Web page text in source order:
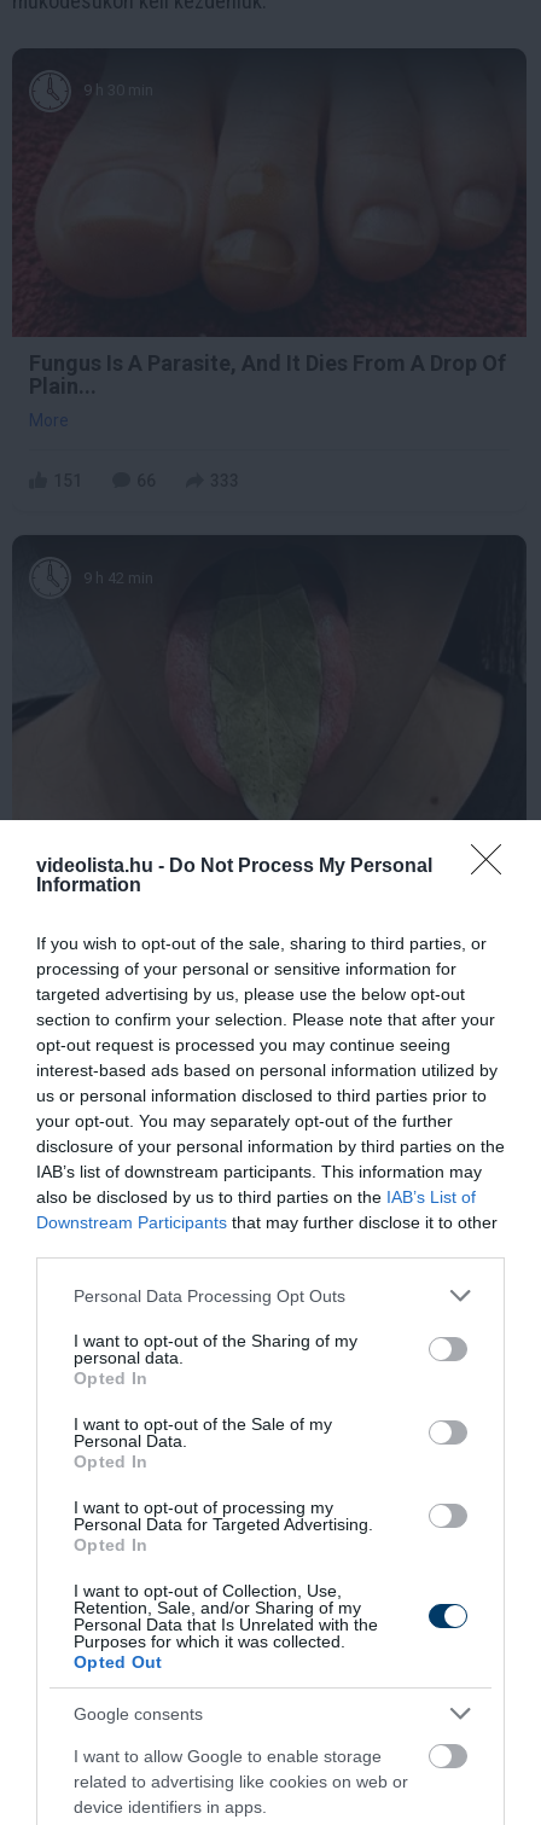
videolista.hu - Do Not Process My Personal
Information
If you wish to opt-out of the sale, sharing to third parties, or
processing of your personal or sensitive information for
targeted advertising by us, please use the below opt-out
section to confirm your selection. Please note that after your
opt-out request is processed you may continue seeing
interest-based ads based on personal information utilized by
us or personal information disclosed to third parties prior to
your opt-out. You may separately opt-out of the further
disclosure of your personal information by third parties on the
IAB’s list of downstream participants. This information may
also be disclosed by us to third parties on the IAB’s List of
Downstream Participants that may further disclose it to other
Please note that this website/app uses one or more Google
not limited to your visit or usage behaviour. You may click to
grant or deny consent to Google and its third-party tags to
use your data for below specified purposes in below Google
consent section.
Personal Data Processing Opt Outs
I want to opt-out of the Sharing of my
personal data.
Opted In
I want to opt-out of the Sale of my
Personal Data.
Opted In
I want to opt-out of processing my
Personal Data for Targeted Advertising.
Opted In
I want to opt-out of Collection, Use,
Retention, Sale, and/or Sharing of my
Personal Data that Is Unrelated with the
Purposes for which it was collected.
Opted Out
Google consents
I want to allow Google to enable storage
related to advertising like cookies on web or
device identifiers in apps.
9 h 30 min
Fungus Is A Parasite, And It Dies From A Drop Of
Plain...
More
9 h 42 min
This Simple Trick Removes All Parasites From
Your Body!
381 154 284
1 h 50 min
Fungus Dries Up And Falls Off After The First
239 111
5 h 42 min